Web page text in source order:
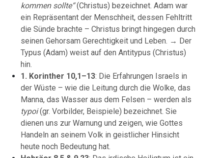
kommen sollte“(Christus) bezeichnet. Adam war
ein Repräsentant der Menschheit, dessen Fehltritt
die Sünde brachte – Christus bringt hingegen durch
seinen Gehorsam Gerechtigkeit und Leben. → Der
Typus (Adam) weist auf den Antitypus (Christus)
hin.
1. Korinther 10,1–13: Die Erfahrungen Israels in
der Wüste – wie die Leitung durch die Wolke, das
Manna, das Wasser aus dem Felsen – werden als
typoi(gr. Vorbilder, Beispiele) bezeichnet. Sie
dienen uns zur Warnung und zeigen, wie Gottes
Handeln an seinem Volk in geistlicher Hinsicht
heute noch Bedeutung hat.